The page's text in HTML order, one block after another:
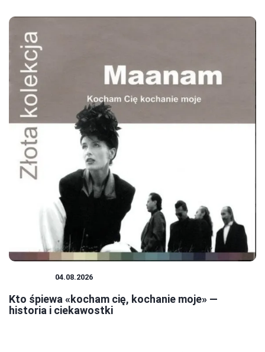
04.08.2026
Kto śpiewa «kocham cię, kochanie moje» —
historia i ciekawostki